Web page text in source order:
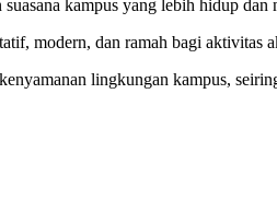
kampus yang lebih hidup dan
modern, dan ramah bagi aktivitas
lingkungan kampus,